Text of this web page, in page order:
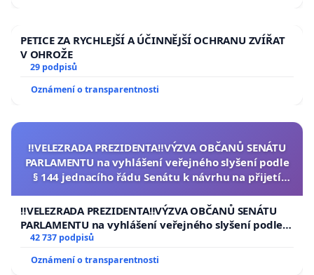
PETICE ZA RYCHLEJŠÍ A ÚČINNĚJŠÍ OCHRANU ZVÍŘAT
V OHROŽE
29 podpisů
Oznámení o transparentnosti
‼️VELEZRADA PREZIDENTA‼️VÝZVA OBČANŮ SENÁTU
PARLAMENTU na vyhlášení veřejného slyšení podle
§ 144 jednacího řádu Senátu k návrhu na přijetí
republiky
‼️VELEZRADA PREZIDENTA‼️VÝZVA OBČANŮ SENÁTU
PARLAMENTU na vyhlášení veřejného slyšení podle §
144 jednacího řádu Senátu k návrhu na přijetí
usnesení k podání ústavní žaloby na prezidenta
republiky
42 737 podpisů
Oznámení o transparentnosti